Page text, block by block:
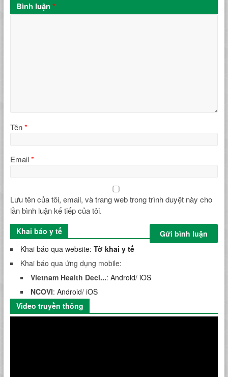
Bình luận*
Tên*
Email*
Lưu tên của tôi, email, và trang web trong trình duyệt này cho
lần bình luận kế tiếp của tôi.
Khai báo y tế
Khai báo qua website: Tờ khai y tế
Khai báo qua ứng dụng mobile:
Vietnam Health Decl...: Android/ iOS
NCOVI: Android/ iOS
Video truyền thông